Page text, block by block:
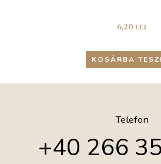
6,20 lei
KOSÁRBA
Telefon
+40 266